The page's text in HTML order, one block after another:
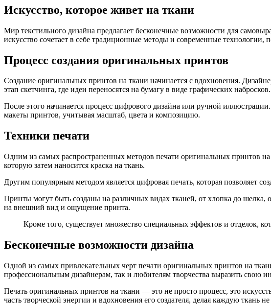
Искусство, которое живет на ткани
Мир текстильного дизайна предлагает бесконечные возможности для
искусство сочетает в себе традиционные методы и современные
Процесс создания оригинальных принтов
Создание оригинальных принтов на ткани начинается с вдохновения.
этап скетчинга, где идеи переносятся на бумагу в виде графических набросков.
После этого начинается процесс цифрового дизайна или ручной
макеты принтов, учитывая масштаб, цвета и композицию.
Техники печати
Одним из самых распространенных методов печати оригинальных принтов на
которую затем наносится краска на ткань.
Другим популярным методом является цифровая печать, которая позволяет
Принты могут быть созданы на различных видах тканей, от хлопка до
на внешний вид и ощущение принта.
Кроме того, существует множество специальных эффектов и отделок,
Бесконечные возможности дизайна
Одной из самых привлекательных черт печати оригинальных принтов на
профессиональным дизайнерам, так и любителям творчества выразить свою
Печать оригинальных принтов на ткани — это не просто процесс, это
часть творческой энергии и вдохновения его создателя, делая каждую ткань